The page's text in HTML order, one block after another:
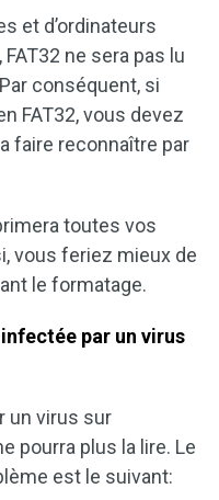
et d’ordinateurs
ne sera pas lu
conséquent, si
FAT32, vous devez
faire reconnaître par
toutes vos
vous feriez mieux de
le formatage.
par un virus
un virus sur
pourra plus la lire. Le
est le suivant: